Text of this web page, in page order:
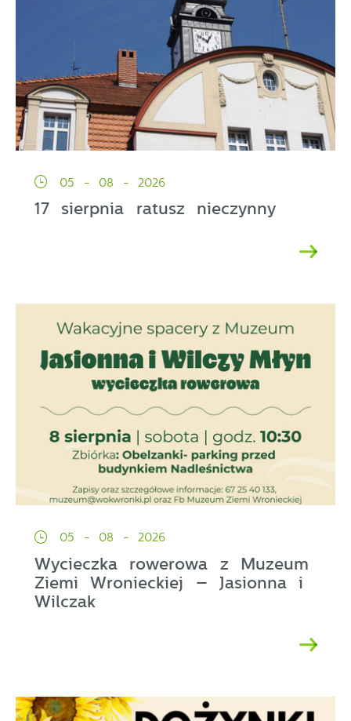
05 - 08 - 2026
17 sierpnia ratusz nieczynny
05 - 08 - 2026
Wycieczka rowerowa z Muzeum
Ziemi Wronieckiej – Jasionna i
Wilczak